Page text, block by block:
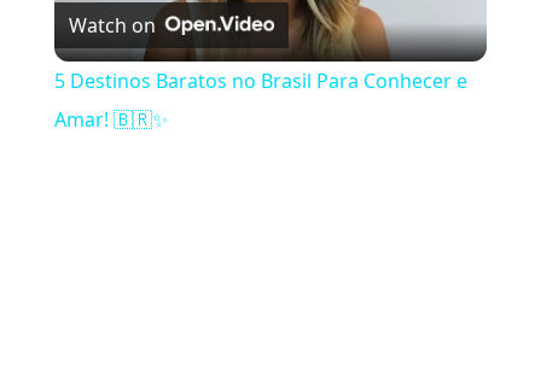
Watch on
5 Destinos Baratos no Brasil Para Conhecer e
Amar! 🇧🇷✨